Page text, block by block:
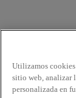
Utilizamos
sitio web, analizar
personalizada en